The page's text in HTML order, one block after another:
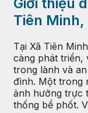
Tiên Minh,
Tại Xã Tiên
càng phát triển,
trong lành và
đình. Một trong
ảnh hưởng trực
thống bể phốt.